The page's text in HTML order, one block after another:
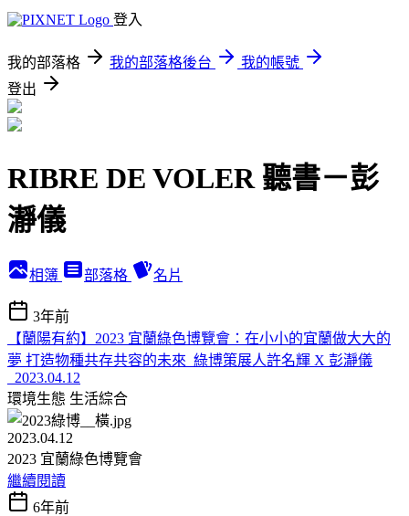
登入
我的部落格 我的部落格後台
我的帳號
登出
RIBRE DE VOLER 聽書－彭
瀞儀
相簿 部落格 名片
3年前
【蘭陽有約】2023 宜蘭綠色博覽會：在小小的宜蘭做大大的
夢 打造物種共存共容的未來_綠博策展人許名輝 X 彭瀞儀
_2023.04.12
環境生態 生活綜合
2023.04.12
2023 宜蘭綠色博覽會
繼續閱讀
6年前